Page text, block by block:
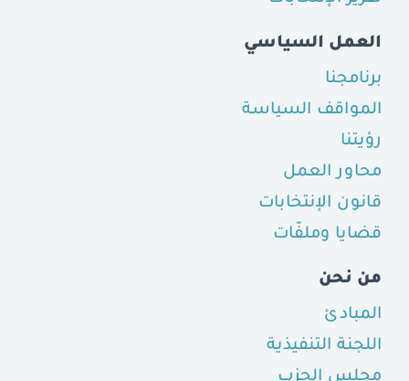
العمل السياسي
برنامجنا
المواقف السياسة
رؤيتنا
محاور العمل
قانون الإنتخابات
قضايا وملفّات
من نحن
المبادئ
اللجنة التنفيذية
مجلس الحزب